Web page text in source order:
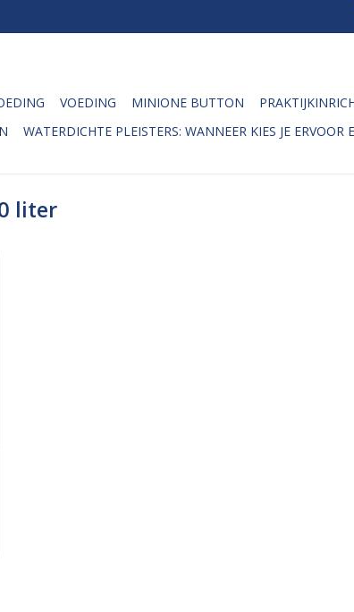
VOEDING MINIONE BUTTON
WATERDICHTE PLEISTERS: WANNEER KIES JE ERVOOR
liter